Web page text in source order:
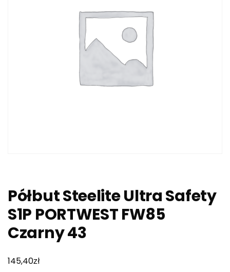
Półbut Steelite Ultra Safety
S1P PORTWEST FW85
Czarny 43
145,40zł